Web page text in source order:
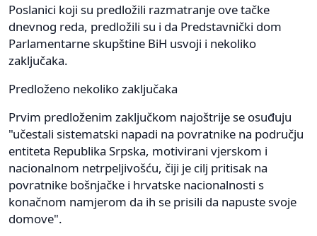
Poslanici koji su predložili razmatranje ove tačke
dnevnog reda, predložili su i da Predstavnički dom
Parlamentarne skupštine BiH usvoji i nekoliko
zaključaka.
Predloženo nekoliko zaključaka
Prvim predloženim zaključkom najoštrije se osuđuju
"učestali sistematski napadi na povratnike na području
entiteta Republika Srpska, motivirani vjerskom i
nacionalnom netrpeljivošću, čiji je cilj pritisak na
povratnike bošnjačke i hrvatske nacionalnosti s
konačnom namjerom da ih se prisili da napuste svoje
domove".